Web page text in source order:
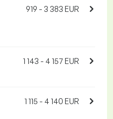
919 - 3 383 EUR
1 143 - 4 157 EUR
1 115 - 4 140 EUR